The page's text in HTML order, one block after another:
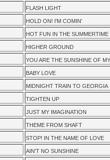
FLASH LIGHT
HOLD ON! I'M COMIN'
HOT FUN IN THE SUMMERTIME
HIGHER GROUND
YOU ARE THE SUNSHINE OF
BABY LOVE
MIDNIGHT TRAIN TO GEORGIA
TIGHTEN UP
JUST MY IMAGINATION
THEME FROM SHAFT
STOP! IN THE NAME OF LOVE
AIN'T NO SUNSHINE